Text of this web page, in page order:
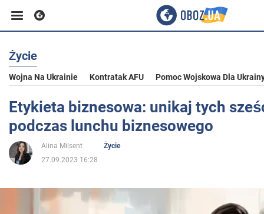
Biznes
Sport
Rozrywka
Życie
Wojna Na Ukrainie Kontratak AFU Pomoc Wojskowa Dla
Etykieta biznesowa: unikaj tych
podczas lunchu biznesowego
Alina Milsent
Życie
27.09.2023 16:28